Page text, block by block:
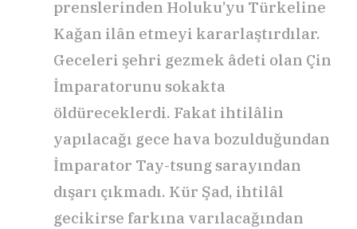
prenslerinden Holuku’yu Türkeline
Kağan ilân etmeyi kararlaştırdılar.
Geceleri şehri gezmek âdeti olan Çin
İmparatorunu sokakta
öldüreceklerdi. Fakat ihtilâlin
yapılacağı gece hava bozulduğundan
İmparator Tay-tsung sarayından
dışarı çıkmadı. Kür Şad, ihtilâl
gecikirse farkına varılacağından